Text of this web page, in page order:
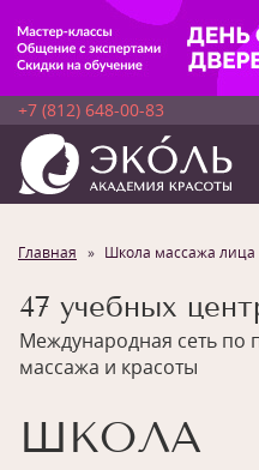
+7 (812) 648-00-83
Главная Школа массажа лица
47 учебных
Международная сеть по
массажа и красоты
ШКОЛА